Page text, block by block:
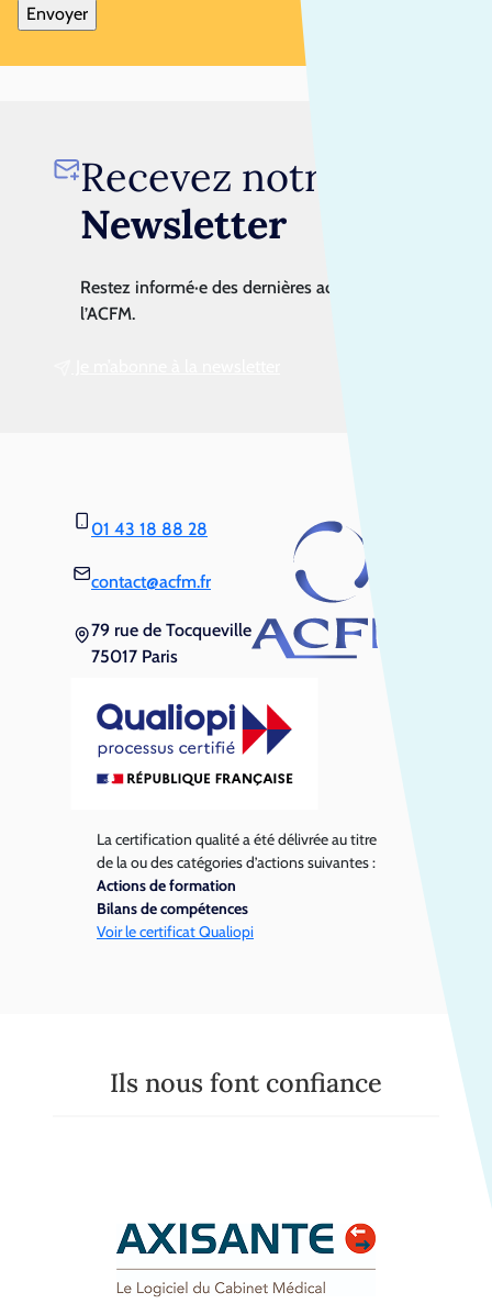
Recevez notre
Newsletter
Restez informé·e des dernières actualités de
l’ACFM.
01 43 18 88 28
contact@acfm.fr
79 rue de Tocqueville
75017 Paris
La certification qualité a été délivrée au titre
de la ou des catégories d’actions suivantes :
Actions de formation
Bilans de compétences
Voir le certificat Qualiopi
Ils nous font confiance